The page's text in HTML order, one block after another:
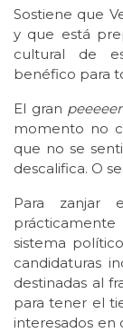
Sostiene que
y que está
cultural de
benéfico para
El gran
momento no
que no se
descalifica. O
Para
sistema
candidaturas
destinadas al
para tener el
interesados